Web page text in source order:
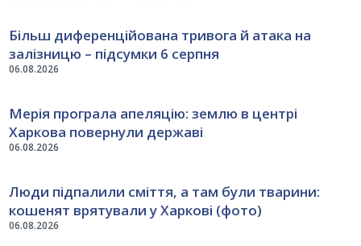
06.08.2026
Більш диференційована тривога й атака на
залізницю – підсумки 6 серпня
06.08.2026
Мерія програла апеляцію: землю в центрі
Харкова повернули державі
06.08.2026
Люди підпалили сміття, а там були тварини:
кошенят врятували у Харкові (фото)